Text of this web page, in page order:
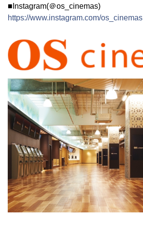
■Instagram(＠os_cinemas)
https://www.instagram.com/os_cinemas